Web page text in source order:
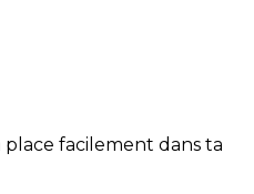
facilement dans ta